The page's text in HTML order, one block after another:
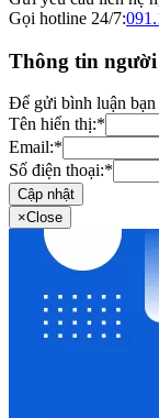
Gọi hotline 24/7:
Thông tin
Để gửi bình luận bạn
Tên hiển thị:*
Email:*
Số điện thoại:*
Cập nhật
×Close